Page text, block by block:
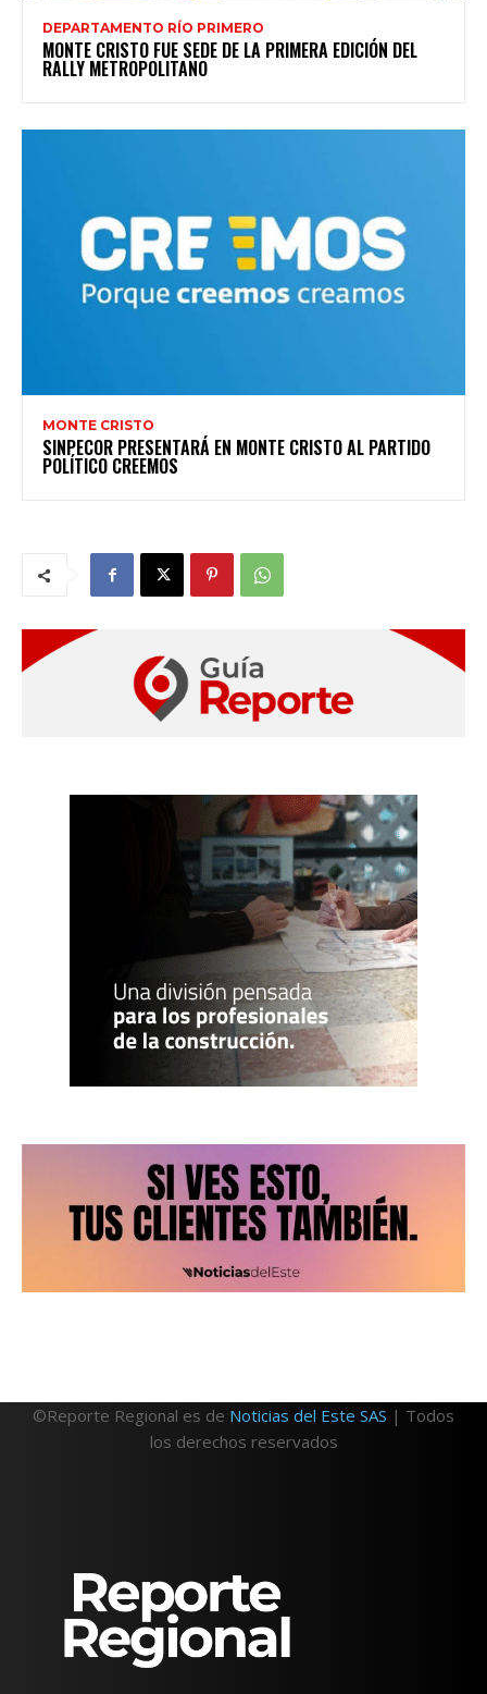
DEPARTAMENTO RÍO PRIMERO
MONTE CRISTO FUE SEDE DE LA PRIMERA EDICIÓN DEL
RALLY METROPOLITANO
MONTE CRISTO
SINPECOR PRESENTARÁ EN MONTE CRISTO AL PARTIDO
POLÍTICO CREEMOS
©Reporte Regional es de Noticias del Este SAS | Todos
los derechos reservados